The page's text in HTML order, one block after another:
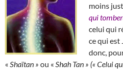
moins
qui
celui qui
ce qui est
donc,
« Shaïtan » ou « Shah Tan » (« Celui